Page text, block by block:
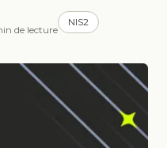
de lecture
NIS2